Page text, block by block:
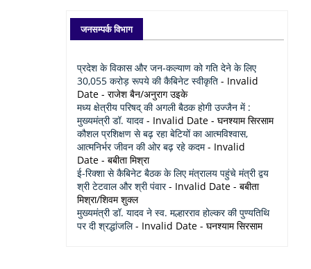
जनसम्पर्क विभाग
प्रदेश के विकास और जन-कल्याण को गति देने के लिए
30,055 करोड़ रूपये की कैबिनेट स्वीकृति - Invalid
Date - राजेश बैन/अनुराग उइके
मध्य क्षेत्रीय परिषद् की अगली बैठक होगी उज्जैन में :
मुख्यमंत्री डॉ. यादव - Invalid Date - घनश्याम सिरसाम
कौशल प्रशिक्षण से बढ़ रहा बेटियों का आत्मविश्वास,
आत्मनिर्भर जीवन की ओर बढ़ रहे कदम- Invalid
Date - बबीता मिश्रा
ई-रिक्शा से कैबिनेट बैठक के लिए मंत्रालय पहुंचे मंत्री द्वय
श्री टेटवाल और श्री पंवार- Invalid Date - बबीता
मिश्रा/शिवम शुक्ल
मुख्यमंत्री डॉ. यादव ने स्व. मल्हारराव होल्कर की पुण्यतिथि
पर दी श्रद्धांजलि- Invalid Date - घनश्याम सिरसाम